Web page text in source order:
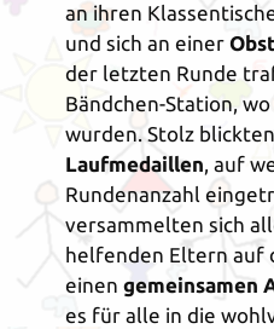
an ihren
und sich an einer
der letzten Runde
Bändchen-Station,
wurden. Stolz
Laufmedaillen, auf
Rundenanzahl
versammelten sich
helfenden Eltern auf
einen gemeinsamen
es für alle in die